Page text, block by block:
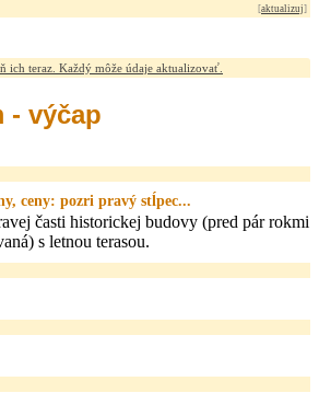
[aktualizuj]
ich teraz. Každý môže údaje aktualizovať.
- výčap
ceny: pozri pravý stĺpec...
časti historickej budovy (pred pár rokmi
s letnou terasou.